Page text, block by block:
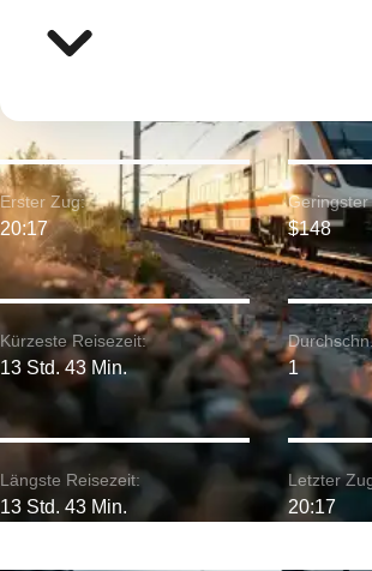
Kürzeste Reisezeit:
13 Std. 43 Min.
Erster Zug:
20:17
Längste Reisezeit:
13 Std. 43 Min.
Geringster
$148
1
Letzter
20:17